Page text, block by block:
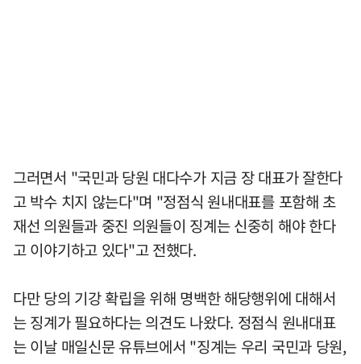
그러면서 "국민과 당원 대다수가 지금 장 대표가 잘한다
고 박수 치지 않는다"며 "정점식 원내대표를 포함해 초
재선 의원들과 중진 의원들이 징계는 신중히 해야 한다
고 이야기하고 있다"고 전했다.
다만 당의 기강 확립을 위해 명백한 해당행위에 대해서
는 징계가 필요하다는 의견도 나왔다. 정점식 원내대표
는 이날 매일신문 유튜브에서 "징계는 우리 국민과 당원,